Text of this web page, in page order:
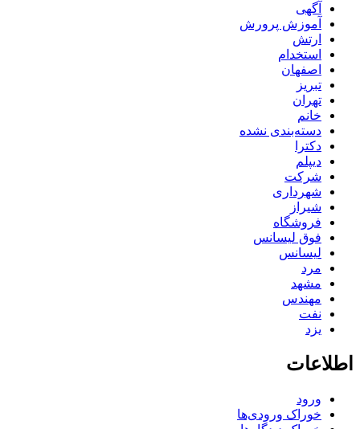
آگهی
آموزش پرورش
ارتش
استخدام
اصفهان
تبریز
تهران
خانم
دسته‌بندی نشده
دکترا
دیپلم
شرکت
شهرداری
شیراز
فروشگاه
فوق لیسانس
لیسانس
مرد
مشهد
مهندس
نفت
یزد
اطلاعات
ورود
خوراک ورودی‌ها